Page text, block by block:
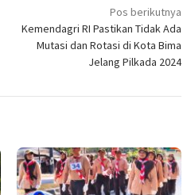
Pos berikutnya
Kemendagri RI Pastikan Tidak Ada
Mutasi dan Rotasi di Kota Bima
Jelang Pilkada 2024